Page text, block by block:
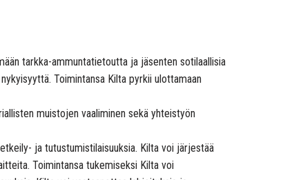
tarkka-ammuntatietoutta ja jäsenten sotilaallisia
Toimintansa Kilta pyrkii ulottamaan
muistojen vaaliminen sekä yhteistyön
ja tutustumistilaisuuksia. Kilta voi järjestää
Toimintansa tukemiseksi Kilta voi